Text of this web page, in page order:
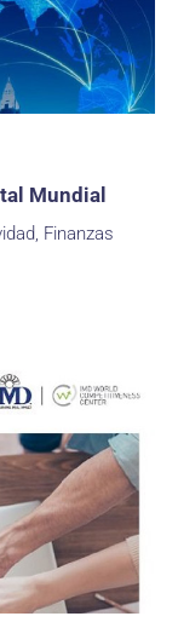
Mundial
Finanzas